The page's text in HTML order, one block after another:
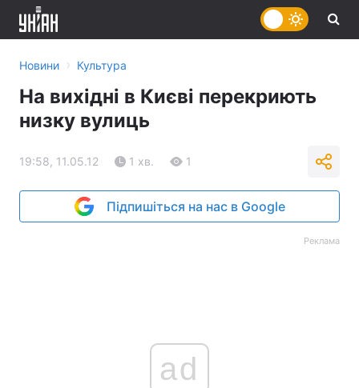
Новини › Культура
На вихідні в Києві перекриють
низку вулиць
19:58, 11.05.12 1 хв. 1
Підпишіться на нас в Google
Реклама
ad